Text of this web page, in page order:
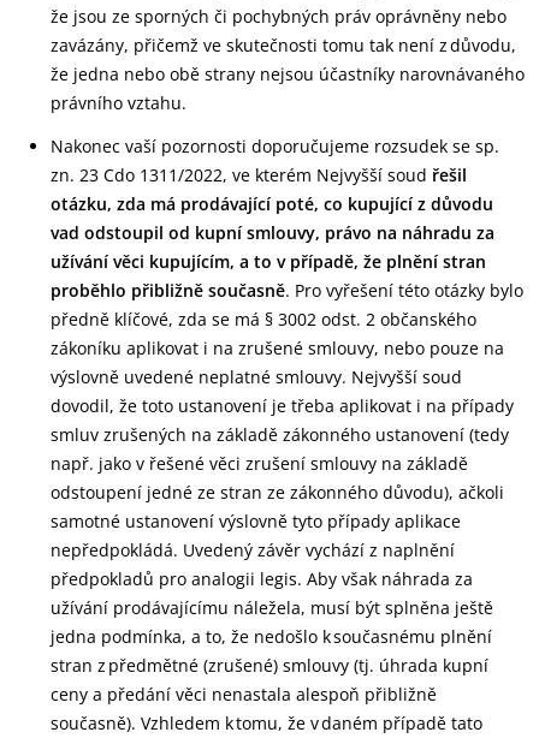
že jsou ze sporných či pochybných práv oprávněny nebo
zavázány, přičemž ve skutečnosti tomu tak není z důvodu,
že jedna nebo obě strany nejsou účastníky narovnávaného
právního vztahu.
Nakonec vaší pozornosti doporučujeme rozsudek se sp.
zn. 23 Cdo 1311/2022, ve kterém Nejvyšší soud řešil
otázku, zda má prodávající poté, co kupující z důvodu
vad odstoupil od kupní smlouvy, právo na náhradu za
užívání věci kupujícím, a to v případě, že plnění stran
proběhlo přibližně současně. Pro vyřešení této otázky bylo
předně klíčové, zda se má § 3002 odst. 2 občanského
zákoníku aplikovat i na zrušené smlouvy, nebo pouze na
výslovně uvedené neplatné smlouvy. Nejvyšší soud
dovodil, že toto ustanovení je třeba aplikovat i na případy
smluv zrušených na základě zákonného ustanovení (tedy
např. jako v řešené věci zrušení smlouvy na základě
odstoupení jedné ze stran ze zákonného důvodu), ačkoli
samotné ustanovení výslovně tyto případy aplikace
nepředpokládá. Uvedený závěr vychází z naplnění
předpokladů pro analogii legis. Aby však náhrada za
užívání prodávajícímu náležela, musí být splněna ještě
jedna podmínka, a to, že nedošlo k současnému plnění
stran z předmětné (zrušené) smlouvy (tj. úhrada kupní
ceny a předání věci nenastala alespoň přibližně
současně). Vzhledem k tomu, že v daném případě tato